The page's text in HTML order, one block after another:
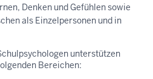
Denken und Gefühlen sowie
als Einzelpersonen und in
unterstützen
Bereichen: